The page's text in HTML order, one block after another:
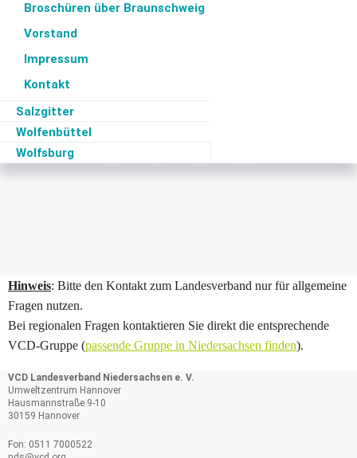
Broschüren über Braunschweig
Vorstand
Impressum
Kontakt
Hildesheim
Lüchow-Dannenberg
Osnabrück
Rotenburg
Salzgitter
Wolfenbüttel
Wolfsburg
Zur Zeit keine Termine
Hinweis: Bitte den Kontakt zum Landesverband nur für allgemeine
Fragen nutzen.
Bei regionalen Fragen kontaktieren Sie direkt die entsprechende
VCD-Gruppe (passende Gruppe in Niedersachsen finden).
VCD Landesverband Niedersachsen e. V.
Umweltzentrum Hannover
Hausmannstraße 9-10
30159 Hannover
Fon: 0511 7000522